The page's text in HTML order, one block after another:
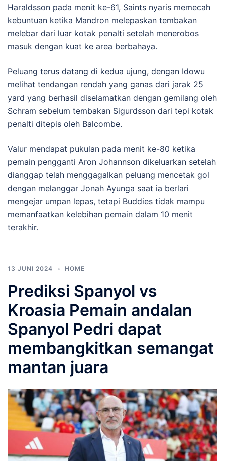
Haraldsson pada menit ke-61, Saints nyaris memecah
kebuntuan ketika Mandron melepaskan tembakan
melebar dari luar kotak penalti setelah menerobos
masuk dengan kuat ke area berbahaya.
Peluang terus datang di kedua ujung, dengan Idowu
melihat tendangan rendah yang ganas dari jarak 25
yard yang berhasil diselamatkan dengan gemilang oleh
Schram sebelum tembakan Sigurdsson dari tepi kotak
penalti ditepis oleh Balcombe.
Valur mendapat pukulan pada menit ke-80 ketika
pemain pengganti Aron Johannson dikeluarkan setelah
dianggap telah menggagalkan peluang mencetak gol
dengan melanggar Jonah Ayunga saat ia berlari
mengejar umpan lepas, tetapi Buddies tidak mampu
memanfaatkan kelebihan pemain dalam 10 menit
terakhir.
13 JUNI 2024 HOME
Prediksi Spanyol vs
Kroasia Pemain andalan
Spanyol Pedri dapat
membangkitkan semangat
mantan juara